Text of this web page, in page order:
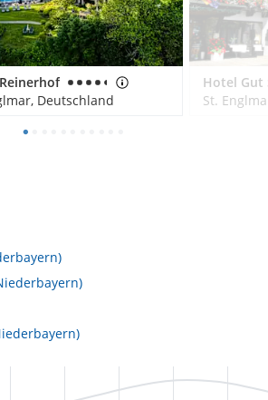
Deutschland
St.